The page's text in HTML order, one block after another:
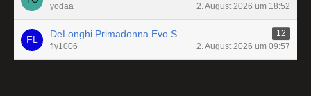
yodaa 2. August 2026 um 18:52
DeLonghi Primadonna Evo S
12
fly1006
2. August 2026 um 09:57